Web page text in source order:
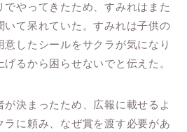
でやってきたため、すみれはまた
いて呆れていた。すみれは子供の
したシールをサクラが気になり
るから困らせないでと伝えた。
決まったため、広報に載せるよ
ラに頼み、なぜ賞を渡す必要があ